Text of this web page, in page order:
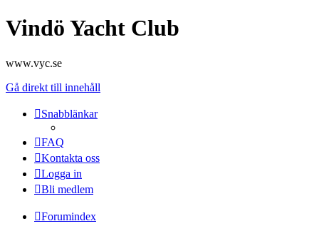
Vindö Yacht Club
www.vyc.se
Gå direkt till innehåll
Snabblänkar
FAQ
Kontakta oss
Logga in
Bli medlem
Forumindex